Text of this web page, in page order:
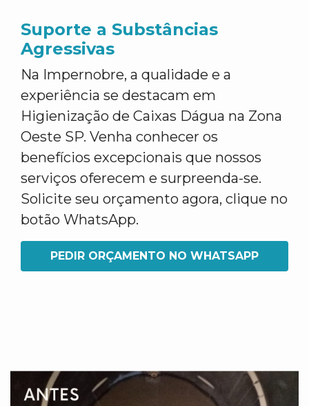
Suporte a Substâncias
Agressivas
Na Impernobre, a qualidade e a
experiência se destacam em
Higienização de Caixas Dágua na Zona
Oeste SP. Venha conhecer os
benefícios excepcionais que nossos
serviços oferecem e surpreenda-se.
Solicite seu orçamento agora, clique no
botão WhatsApp.
PEDIR ORÇAMENTO NO WHATSAPP